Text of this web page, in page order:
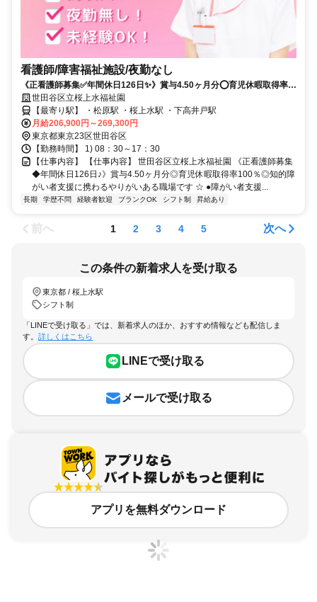
看護師/障害福祉施設/夜勤なし
《正看護師募集✅️年間休日126日✨》賞与4.50ヶ月分⭕育児休暇取得率
100％⭕知的障がい者支援に携わるやりがいある職場です⭐
世田谷区立桜上水福祉園
【最寄り駅】 ・松原駅 ・桜上水駅 ・下高井戸駅
月給206,900円～269,300円
東京都東京23区世田谷区
【勤務時間】 1) 08：30～17：30
【仕事内容】 【仕事内容】 世田谷区立桜上水福祉園 《正看護師募集
◆年間休日126日♪》賞与4.50ヶ月分◎育児休暇取得率100％◎知的障
がい者支援に携わるやりがいある職場です ☆ ●障がい者支援...
長期 学歴不問 経験者歓迎 ブランクOK シフト制 昇給あり
前へ 1 2 3 4 5 次へ
この条件の新着求人を受け取る
東京都 / 桜上水駅
シフト制
「LINEで受け取る」では、新着求人のほか、おすすめ情報なども配信しま
す。 詳しくはこちら
LINEで受け取る
メールで受け取る
アプリを無料ダウンロード